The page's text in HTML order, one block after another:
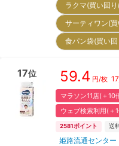
ラクマ(買い回
サーティワン(
食パン袋(買い
17位 59.4 円/枚
マラソン11店(＋10
ウェブ検索利用(＋
2581 ポイント 送
姫路流通センタ